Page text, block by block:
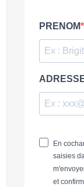
PRENOM
En
saisies
et